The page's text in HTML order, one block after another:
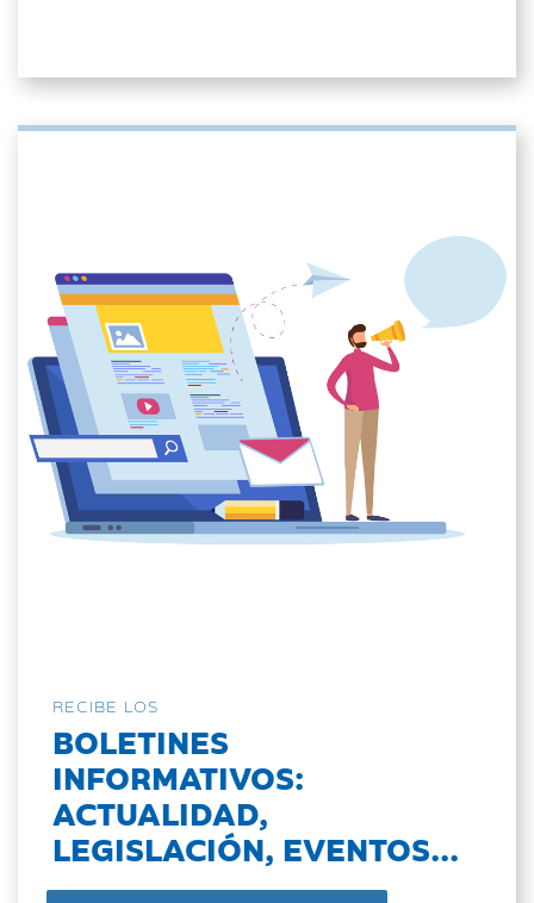
RECIBE LOS
BOLETINES
INFORMATIVOS:
ACTUALIDAD,
LEGISLACIÓN, EVENTOS...